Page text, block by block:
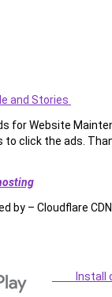
and Stories
for Website
to click the ads.
by – Cloudflare
Install